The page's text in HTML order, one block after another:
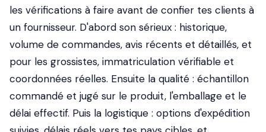
les vérifications à faire avant de confier tes clients à
un fournisseur. D'abord son sérieux : historique,
volume de commandes, avis récents et détaillés, et
pour les grossistes, immatriculation vérifiable et
coordonnées réelles. Ensuite la qualité : échantillon
commandé et jugé sur le produit, l'emballage et le
délai effectif. Puis la logistique : options d'expédition